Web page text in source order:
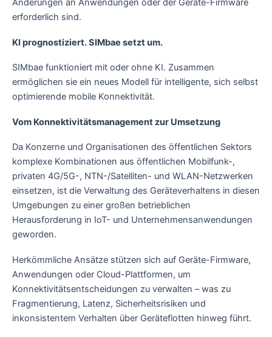
Änderungen an Anwendungen oder der Geräte-Firmware
erforderlich sind.
KI prognostiziert. SIMbae setzt um.
SIMbae funktioniert mit oder ohne KI. Zusammen
ermöglichen sie ein neues Modell für intelligente, sich selbst
optimierende mobile Konnektivität.
Vom Konnektivitätsmanagement zur Umsetzung
Da Konzerne und Organisationen des öffentlichen Sektors
komplexe Kombinationen aus öffentlichen Mobilfunk-,
privaten 4G/5G-, NTN-/Satelliten- und WLAN-Netzwerken
einsetzen, ist die Verwaltung des Geräteverhaltens in diesen
Umgebungen zu einer großen betrieblichen
Herausforderung in IoT- und Unternehmensanwendungen
geworden.
Herkömmliche Ansätze stützen sich auf Geräte-Firmware,
Anwendungen oder Cloud-Plattformen, um
Konnektivitätsentscheidungen zu verwalten – was zu
Fragmentierung, Latenz, Sicherheitsrisiken und
inkonsistentem Verhalten über Geräteflotten hinweg führt.